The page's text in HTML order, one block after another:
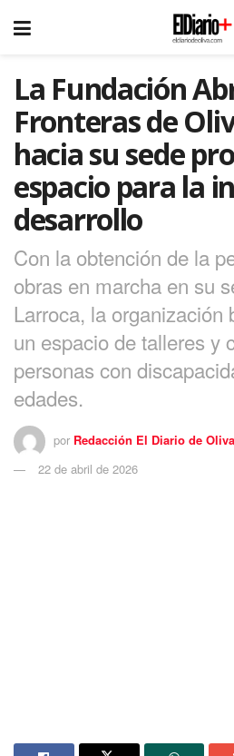
La Fundación
Fronteras de
hacia su sede
espacio para la
desarrollo
Con la obtención de la
obras en marcha en su
Larroca, la organización
un espacio de talleres y
personas con
edades.
por Redacción El Diario de
22 de abril de 2026